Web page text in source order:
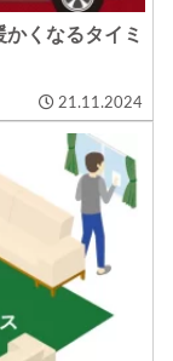
くなるタイミ
21.11.2024